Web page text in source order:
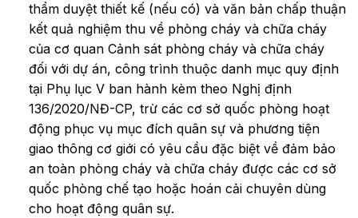
thẩm duyệt thiết kế (nếu có) và văn bản chấp thuận
kết quả nghiệm thu về phòng cháy và chữa cháy
của cơ quan Cảnh sát phòng cháy và chữa cháy
đối với dự án, công trình thuộc danh mục quy định
tại Phụ lục V ban hành kèm theo Nghị định
136/2020/NĐ-CP, trừ các cơ sở quốc phòng hoạt
động phục vụ mục đích quân sự và phương tiện
giao thông cơ giới có yêu cầu đặc biệt về đảm bảo
an toàn phòng cháy và chữa cháy được các cơ sở
quốc phòng chế tạo hoặc hoán cải chuyên dùng
cho hoạt động quân sự.